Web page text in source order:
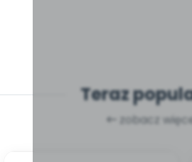
Teraz
zobacz